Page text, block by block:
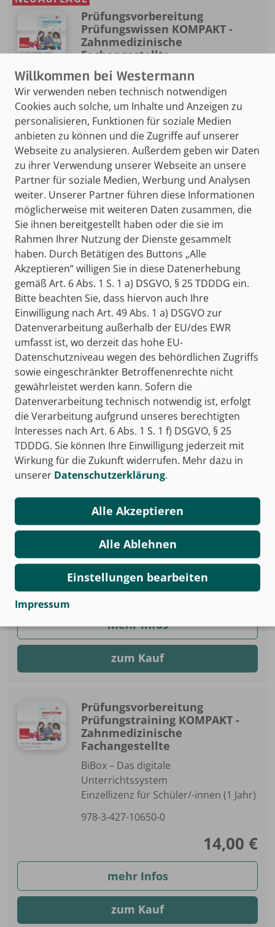
Prüfungsvorbereitung
Prüfungswissen KOMPAKT -
Zahnmedizinische
Fachangestellte
BiBox - Das digitale Unterrichtssystem
Einzellizenz für Schüler/-innen (1 Jahr)
978-3-427-28751-3
14,00 €
mehr Infos
zum Kauf
NEUAUFLAGE
Prüfungsvorbereitung
Prüfungswissen KOMPAKT -
Zahnmedizinische
Fachangestellte
BiBox - Das digitale Unterrichtssystem
Klassensatz PrintPlus (1 Schuljahr)
978-3-427-28758-2
mehr Infos
zum Kauf
NEUAUFLAGE
Prüfungsvorbereitung
Prüfungswissen KOMPAKT -
Zahnmedizinische
Fachangestellte
BiBox - Das digitale Unterrichtssystem
Klassensatz PrintPlus (1 Schuljahr)
978-3-427-81434-4
mehr Infos
zum Kauf
Prüfungsvorbereitung
Prüfungstraining KOMPAKT -
Zahnmedizinische
Fachangestellte
BiBox – Das digitale
Unterrichtssystem
Einzellizenz für Schüler/-innen (1 Jahr)
978-3-427-10650-0
14,00 €
mehr Infos
zum Kauf
Wir verwenden neben technisch notwendigen
Cookies auch solche, um Inhalte und Anzeigen zu
personalisieren, Funktionen für soziale Medien
anbieten zu können und die Zugriffe auf unserer
Webseite zu analysieren. Außerdem geben wir Daten
zu ihrer Verwendung unserer Webseite an unsere
Partner für soziale Medien, Werbung und Analysen
weiter. Unserer Partner führen diese Informationen
möglicherweise mit weiteren Daten zusammen, die
Sie ihnen bereitgestellt haben oder die sie im
Rahmen Ihrer Nutzung der Dienste gesammelt
haben. Durch Betätigen des Buttons „Alle
Akzeptieren“ willigen Sie in diese Datenerhebung
gemäß Art. 6 Abs. 1 S. 1 a) DSGVO, § 25 TDDDG ein.
Bitte beachten Sie, dass hiervon auch Ihre
Einwilligung nach Art. 49 Abs. 1 a) DSGVO zur
Datenverarbeitung außerhalb der EU/des EWR
umfasst ist, wo derzeit das hohe EU-
Datenschutzniveau wegen des behördlichen Zugriffs
sowie eingeschränkter Betroffenenrechte nicht
gewährleistet werden kann. Sofern die
Datenverarbeitung technisch notwendig ist, erfolgt
die Verarbeitung aufgrund unseres berechtigten
Interesses nach Art. 6 Abs. 1 S. 1 f) DSGVO, § 25
TDDDG. Sie können Ihre Einwilligung jederzeit mit
Wirkung für die Zukunft widerrufen. Mehr dazu in
unserer Datenschutzerklärung.
Einstellungen bearbeiten
Alle Ablehnen
Alle Akzeptieren
Impressum